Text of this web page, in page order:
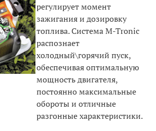
регулирует момент
зажигания и дозировку
топлива. Система M-Tronic
распознает
холодный\горячий пуск,
обеспечивая оптимальную
мощность двигателя,
постоянно максимальные
обороты и отличные
разгонные характеристики.